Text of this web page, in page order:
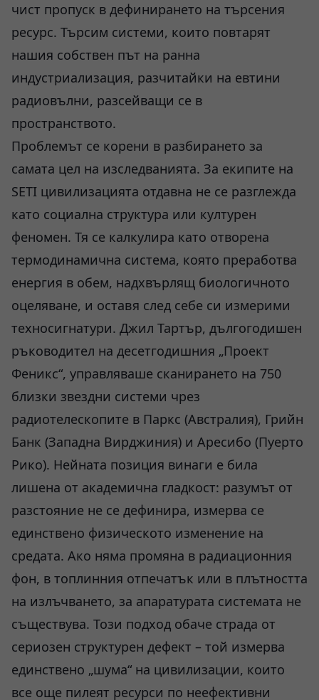
чист пропуск в дефинирането на търсения
ресурс. Търсим системи, които повтарят
нашия собствен път на ранна
индустриализация, разчитайки на евтини
радиовълни, разсейващи се в
пространството.
Проблемът се корени в разбирането за
самата цел на изследванията. За екипите на
SETI цивилизацията отдавна не се разглежда
като социална структура или културен
феномен. Тя се калкулира като отворена
термодинамична система, която преработва
енергия в обем, надхвърлящ биологичното
оцеляване, и оставя след себе си измерими
техносигнатури. Джил Тартър, дългогодишен
ръководител на десетгодишния „Проект
Феникс“, управляваше сканирането на 750
близки звездни системи чрез
радиотелескопите в Паркс (Австралия), Грийн
Банк (Западна Вирджиния) и Аресибо (Пуерто
Рико). Нейната позиция винаги е била
лишена от академична гладкост: разумът от
разстояние не се дефинира, измерва се
единствено физическото изменение на
средата. Ако няма промяна в радиационния
фон, в топлинния отпечатък или в плътността
на излъчването, за апаратурата системата не
съществува. Този подход обаче страда от
сериозен структурен дефект – той измерва
единствено „шума“ на цивилизации, които
все още пилеят ресурси по неефективни